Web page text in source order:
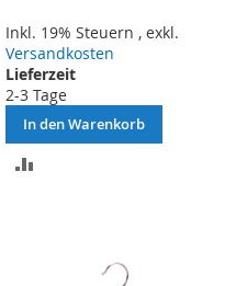
Inkl. 19% Steuern ,exkl.
Versandkosten
Lieferzeit
2-3 Tage
In den Warenkorb